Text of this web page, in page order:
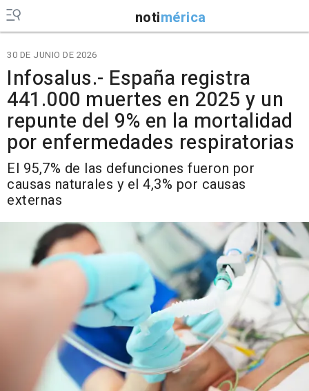
notimérica
30 DE JUNIO DE 2026
Infosalus.- España registra
441.000 muertes en 2025 y un
repunte del 9% en la mortalidad
por enfermedades respiratorias
El 95,7% de las defunciones fueron por
causas naturales y el 4,3% por causas
externas